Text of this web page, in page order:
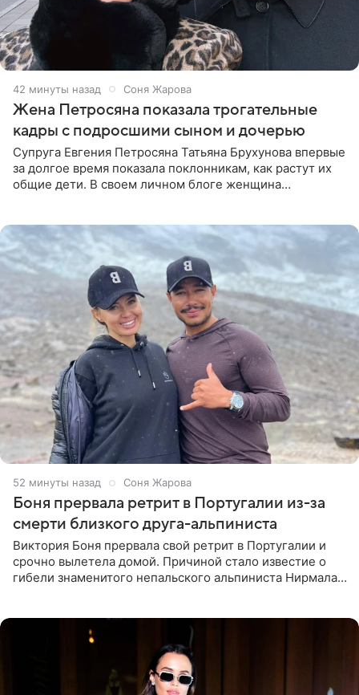
42 минуты назад Соня Жарова
Жена Петросяна показала трогательные
кадры с подросшими сыном и дочерью
Супруга Евгения Петросяна Татьяна Брухунова впервые
за долгое время показала поклонникам, как растут их
общие дети. В своем личном блоге женщина
52 минуты назад Соня Жарова
Боня прервала ретрит в Португалии из-за
смерти близкого друга-альпиниста
Виктория Боня прервала свой ретрит в Португалии и
срочно вылетела домой. Причиной стало известие о
гибели знаменитого непальского альпиниста Нирмала